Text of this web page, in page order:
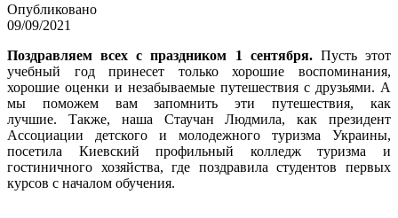
Опубликовано
09/09/2021
Поздравляем всех с праздником 1 сентября.Пусть этот
учебный год принесет только хорошие воспоминания,
хорошие оценки и незабываемые путешествия с друзьями. А
мы поможем вам запомнить эти путешествия, как
лучшие. Также, наша Стаучан Людмила, как президент
Ассоциации детского и молодежного туризма Украины,
посетила Киевский профильный колледж туризма и
гостиничного хозяйства, где поздравила студентов первых
курсов с началом обучения.